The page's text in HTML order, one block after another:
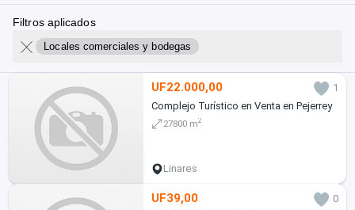
Filtros aplicados
Locales comerciales y bodegas
UF22.000,00
1
Complejo Turístico en Venta en Pejerrey
27800 m2
Linares
UF39,00
0